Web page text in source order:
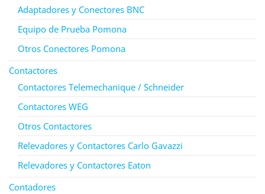
Adaptadores y Conectores BNC
Equipo de Prueba Pomona
Otros Conectores Pomona
Contactores
Contactores Telemechanique / Schneider
Contactores WEG
Otros Contactores
Relevadores y Contactores Carlo Gavazzi
Relevadores y Contactores Eaton
Contadores